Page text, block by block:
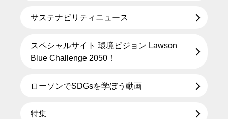
サステナビリティニュース
スペシャルサイト 環境ビジョン Lawson
Blue Challenge 2050！
ローソンでSDGsを学ぼう動画
特集